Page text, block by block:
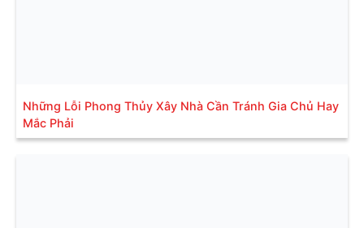
Những Lỗi Phong Thủy Xây Nhà Cần Tránh Gia Chủ Hay
Mắc Phải